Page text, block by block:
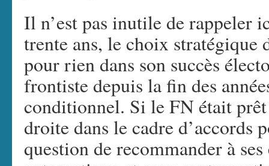
Il n’est pas inutile de rappeler
trente ans, le choix stratégique
pour rien dans son succès
frontiste depuis la fin des
conditionnel. Si le FN était
droite dans le cadre d’accords
question de recommander à